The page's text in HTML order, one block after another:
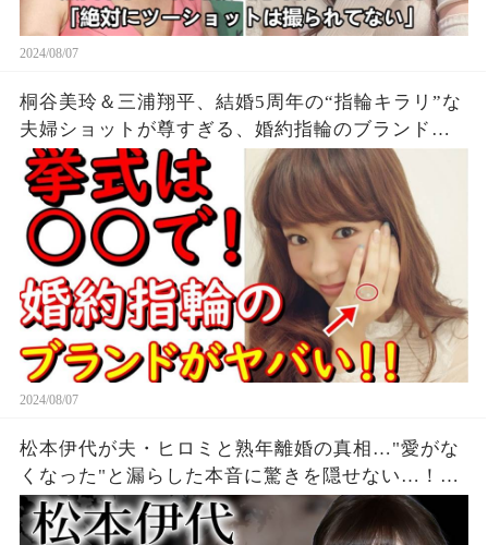
2024/08/07
桐谷美玲＆三浦翔平、結婚5周年の“指輪キラリ”な
夫婦ショットが尊すぎる、婚約指輪のブランドに
一同驚愕...。
2024/08/07
松本伊代が夫・ヒロミと熟年離婚の真相…"愛がな
くなった"と漏らした本音に驚きを隠せない…！
『センチメンタル・ジャーニー』で有名な元アイ
ドルの夫が暴露された不倫の真相…1億以上貢いだ